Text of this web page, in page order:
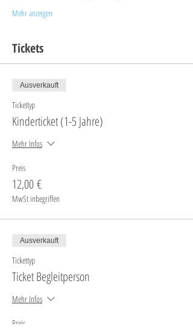
Mehr anzeigen
Tickets
Ausverkauft
Tickettyp
Kinderticket (1-5 Jahre)
Mehr Infos
Preis
12,00 €
MwSt inbegriffen
Ausverkauft
Tickettyp
Ticket Begleitperson
Mehr Infos
Preis